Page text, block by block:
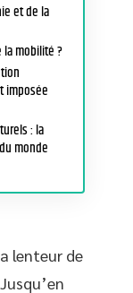
et de la
mobilité ?
imposée
: la
monde
lenteur de